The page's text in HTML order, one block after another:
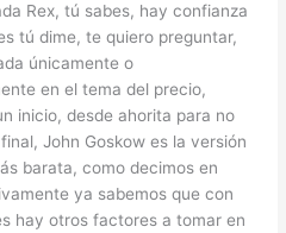
Rex, tú sabes, hay confianza
tú dime, te quiero preguntar,
únicamente o
en el tema del precio,
inicio, desde ahorita para no
John Goskow es la versión
barata, como decimos en
ya sabemos que con
hay otros factores a tomar en